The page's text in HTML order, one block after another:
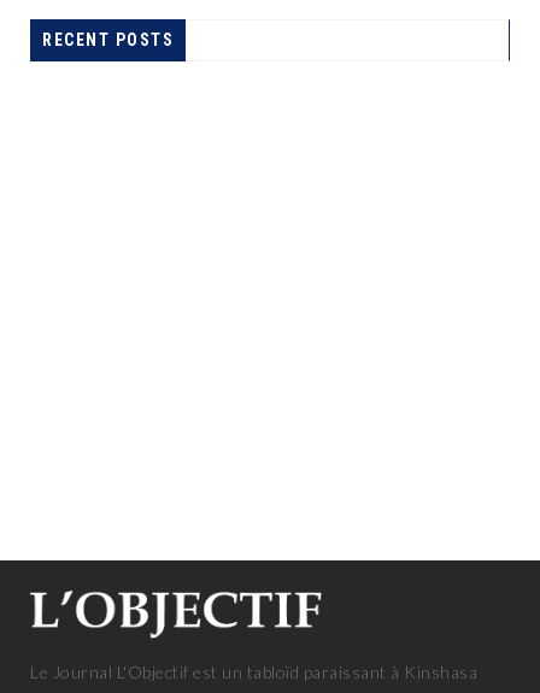
RECENT POSTS
SÉCURITÉ DE LA RDC‎
Le Journal L'Objectif est un tabloïd paraissant à Kinshasa